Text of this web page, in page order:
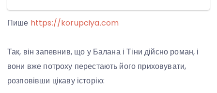
Пише https://korupciya.com
Так, він запевнив, що у Балана і Тіни дійсно роман, і
вони вже потроху перестають його приховувати,
розповівши цікаву історію: